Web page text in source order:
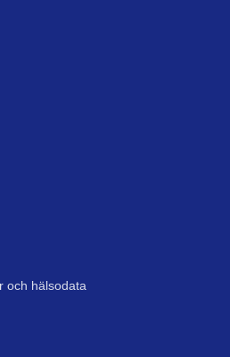
och hälsodata